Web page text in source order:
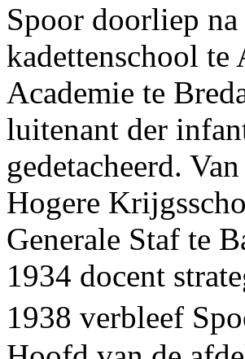
Spoor doorliep
kadettenschool
Academie te
luitenant der
gedetacheerd.
Hogere
Generale Staf te
1934 docent
1938 verbleef